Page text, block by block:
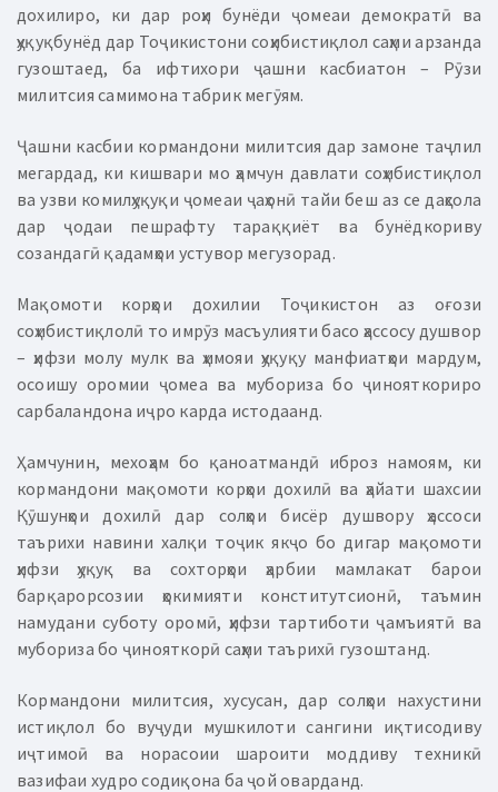
дохилиро, ки дар роҳи бунёди ҷомеаи демократӣ ва
ҳуқуқбунёд дар Тоҷикистони соҳибистиқлол саҳми арзанда
гузоштаед, ба ифтихори ҷашни касбиатон – Рӯзи
милитсия самимона табрик мегӯям.
Ҷашни касбии кормандони милитсия дар замоне таҷлил
мегардад, ки кишвари мо ҳамчун давлати соҳибистиқлол
ва узви комилҳуқуқи ҷомеаи ҷаҳонӣ тайи беш аз се даҳсола
дар ҷодаи пешрафту тараққиёт ва бунёдкориву
созандагӣ қадамҳои устувор мегузорад.
Мақомоти корҳои дохилии Тоҷикистон аз оғози
соҳибистиқлолӣ то имрӯз масъулияти басо ҳассосу душвор
– ҳифзи молу мулк ва ҳимояи ҳуқуқу манфиатҳои мардум,
осоишу оромии ҷомеа ва мубориза бо ҷинояткориро
сарбаландона иҷро карда истодаанд.
Ҳамчунин, мехоҳам бо қаноатмандӣ иброз намоям, ки
кормандони мақомоти корҳои дохилӣ ва ҳайати шахсии
Қӯшунҳои дохилӣ дар солҳои бисёр душвору ҳассоси
таърихи навини халқи тоҷик якҷо бо дигар мақомоти
ҳифзи ҳуқуқ ва сохторҳои ҳарбии мамлакат барои
барқарорсозии ҳокимияти конститутсионӣ, таъмин
намудани суботу оромӣ, ҳифзи тартиботи ҷамъиятӣ ва
мубориза бо ҷинояткорӣ саҳми таърихӣ гузоштанд.
Кормандони милитсия, хусусан, дар солҳои нахустини
истиқлол бо вуҷуди мушкилоти сангини иқтисодиву
иҷтимоӣ ва норасоии шароити моддиву техникӣ
вазифаи худро содиқона ба ҷой оварданд.